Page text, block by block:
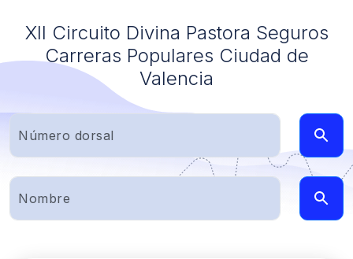
XII Circuito Divina Pastora Seguros
Carreras Populares Ciudad de
Valencia